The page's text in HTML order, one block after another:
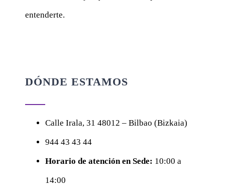
entenderte.
DÓNDE ESTAMOS
Calle Irala, 31 48012 – Bilbao (Bizkaia)
944 43 43 44
Horario de atención en Sede: 10:00 a
14:00